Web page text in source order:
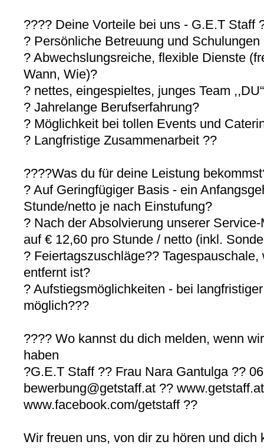
???? Deine Vorteile bei uns - G.E.T Staff
? Persönliche Betreuung und Schulungen
? Abwechslungsreiche, flexible Dienste
Wann, Wie)?
? nettes, eingespieltes, junges Team
? Jahrelange Berufserfahrung?
? Möglichkeit bei tollen Events und
? Langfristige Zusammenarbeit ??
????Was du für deine Leistung
? Auf Geringfügiger Basis - ein
Stunde/netto je nach Einstufung?
? Nach der Absolvierung unserer
auf € 12,60 pro Stunde / netto (inkl.
? Feiertagszuschläge??
entfernt ist?
? Aufstiegsmöglichkeiten - bei
möglich???
???? Wo kannst du dich melden, wenn
haben
?G.E.T Staff ?? Frau Nara Gantulga ??
bewerbung@getstaff.at ??
www.facebook.com/getstaff ??
Wir freuen uns, von dir zu hören und dich